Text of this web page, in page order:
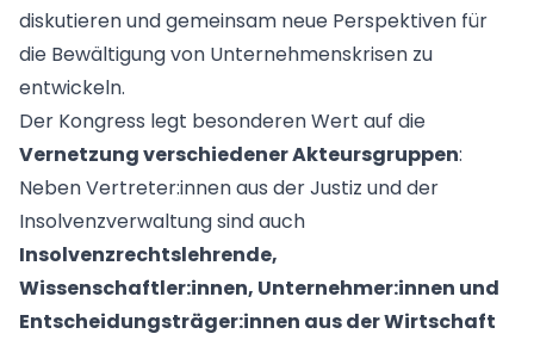
für Rechtsabteilungen in Unternehmen
Creditor Hub
für Unternehmen mit einer Vielzahl an Forderungen
Plattform
Documents
Dokumenten Management System
Smart Data
alle Unternehmens- und Insolvenzdaten, die Sie
Legal Twin®
KI-Produkte
Schreiben Sie uns an!
Advoware
Knowliah
Documents
Smart Data Business Information
diskutieren und gemeinsam neue Perspektiven für
die Bewältigung von Unternehmenskrisen zu
entwickeln.
Der Kongress legt besonderen Wert auf die
Vernetzung verschiedener Akteursgruppen:
Neben Vertreter:innen aus der Justiz und der
Insolvenzverwaltung sind auch
Insolvenzrechtslehrende,
Wissenschaftler:innen, Unternehmer:innen und
Entscheidungsträger:innen aus der Wirtschaft